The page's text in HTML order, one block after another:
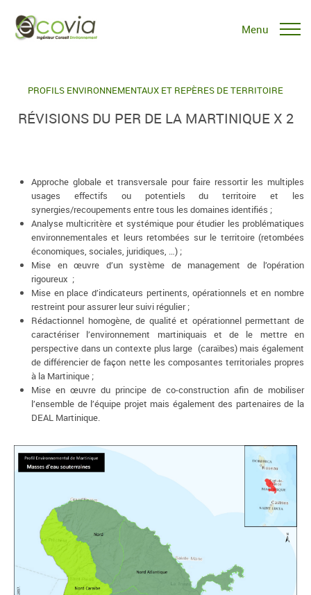
Menu
PROFILS ENVIRONNEMENTAUX ET REPÈRES DE TERRITOIRE
RÉVISIONS DU PER DE LA MARTINIQUE X 2
Approche globale et transversale pour faire ressortir les multiples
usages effectifs ou potentiels du territoire et les
synergies/recoupements entre tous les domaines identifiés ;
Analyse multicritère et systémique pour étudier les problématiques
environnementales et leurs retombées sur le territoire (retombées
économiques, sociales, juridiques, …) ;
Mise en œuvre d’un système de management de l’opération
rigoureux ;
Mise en place d’indicateurs pertinents, opérationnels et en nombre
restreint pour assurer leur suivi régulier ;
Rédactionnel homogène, de qualité et opérationnel permettant de
caractériser l’environnement martiniquais et de le mettre en
perspective dans un contexte plus large (caraïbes) mais également
de différencier de façon nette les composantes territoriales propres
à la Martinique ;
Mise en œuvre du principe de co-construction afin de mobiliser
l’ensemble de l’équipe projet mais également des partenaires de la
DEAL Martinique.